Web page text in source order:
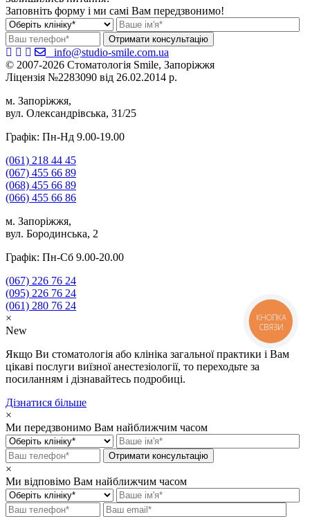
Заповніть форму і ми самі Вам передзвонимо!
info@studio-smile.com.ua
© 2007-2026 Стоматологія Smile, Запоріжжя
Ліцензія №2283090 від 26.02.2014 р.
м. Запоріжжя,
вул. Олександрівська, 31/25
Графік: Пн-Нд 9.00-19.00
(061) 218 44 45
(067) 455 66 89
(068) 455 66 89
(066) 455 66 86
м. Запоріжжя,
вул. Бородинська, 2
Графік: Пн-Сб 9.00-20.00
(067) 226 76 24
(095) 226 76 24
(061) 280 76 24
×
New
Якщо Ви стоматологія або клініка загальної практики і Вам
цікаві послуги виїзної анестезіології, то переходьте за
посиланням і дізнавайтесь подробиці.
Дізнатися більше
×
Ми передзвонимо Вам найближчим часом
×
Ми відповімо Вам найближчим часом
КНОПКА
СВЯЗИ